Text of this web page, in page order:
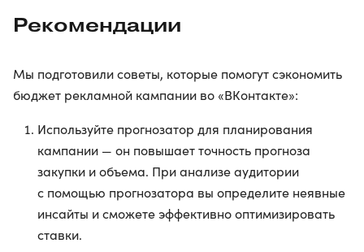
Рекомендации
Мы подготовили советы, которые помогут сэкономить
бюджет рекламной кампании во «ВКонтакте»:
Используйте прогнозатор для планирования
кампании — он повышает точность прогноза
закупки и объема. При анализе аудитории
с помощью прогнозатора вы определите неявные
инсайты и сможете эффективно оптимизировать
ставки.